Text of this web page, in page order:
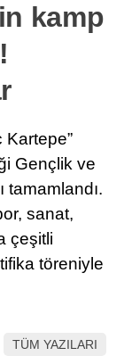
kamp
Kartepe”
Gençlik ve
tamamlandı.
sanat,
çeşitli
töreniyle
TÜM YAZILARI